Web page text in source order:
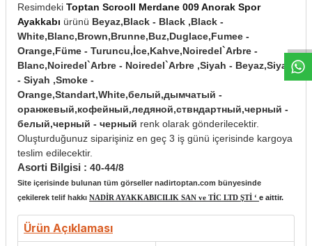
Resimdeki Toptan Scrooll Merdane 009 Anorak Spor
Ayakkabı ürünü Beyaz,Black - Black ,Black -
White,Blanc,Brown,Brunne,Buz,Duglace,Fumee -
Orange,Füme - Turuncu,İce,Kahve,Noiredel`Arbre -
Blanc,Noiredel`Arbre - Noiredel`Arbre ,Siyah - Beyaz,Siyah
- Siyah ,Smoke -
Orange,Standart,White,белый,дымчатый -
оранжевый,кофейный,ледяной,ствндартный,черный -
белый,черный - черный renk olarak gönderilecektir.
Oluşturduğunuz siparişiniz en geç 3 iş günü içerisinde kargoya
teslim edilecektir.
Asorti Bilgisi : 40-44/8
Site içerisinde bulunan tüm görseller nadirtoptan.com bünyesinde
çekilerek telif hakkı NADİR AYAKKABICILIK SAN ve TİC LTD ŞTİ ‘ e aittir.
Ürün Açıklaması